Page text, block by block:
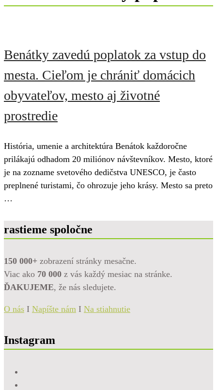
Benátky zavedú poplatok za vstup do
mesta. Cieľom je chrániť domácich
obyvateľov, mesto aj životné
prostredie
História, umenie a architektúra Benátok každoročne
prilákajú odhadom 20 miliónov návštevníkov. Mesto, ktoré
je na zozname svetového dedičstva UNESCO, je často
preplnené turistami, čo ohrozuje jeho krásy. Mesto sa preto
…
rastieme spoločne
150 000+ zobrazení stránky mesačne.
Viac ako 70 000 z vás každý mesiac na stránke.
ĎAKUJEME, že nás sledujete.
O nás I Napíšte nám I Na stiahnutie
Instagram